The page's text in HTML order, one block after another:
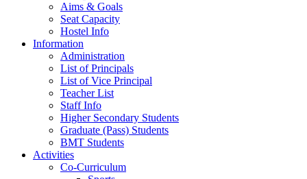
Aims & Goals
Seat Capacity
Hostel Info
Information
Administration
List of Principals
List of Vice Principal
Teacher List
Staff Info
Higher Secondary Students
Graduate (Pass) Students
BMT Students
Activities
Co-Curriculum